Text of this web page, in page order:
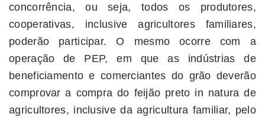
concorrência, ou seja, todos os produtores,
cooperativas, inclusive agricultores familiares,
poderão participar. O mesmo ocorre com a
operação de PEP, em que as indústrias de
beneficiamento e comerciantes do grão deverão
comprovar a compra do feijão preto in natura de
agricultores, inclusive da agricultura familiar, pelo